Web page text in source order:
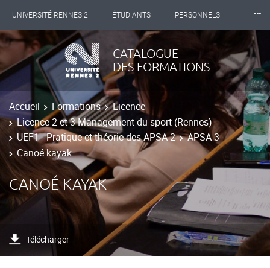
UNIVERSITÉ RENNES 2 ÉTUDIANTS PERSONNELS
INTERNATIONAL PROFESSIONNELS BIBLIOTHÈQUES
LES NOUVELLES DE RENNES 2
⸱⸱⸱
CATALOGUE
DES FORMATIONS
Accueil Formations
Licence
Licence 2 et 3 Management du sport (Rennes)
UEF1 - Pratique et théorie des APSA 2
APSA 3
Canoé kayak
CANOÉ KAYAK
Télécharger